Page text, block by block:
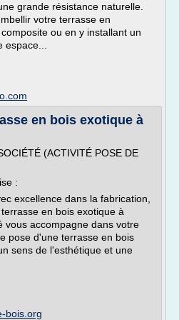
grande résistance naturelle.
votre terrasse en
ou en y installant un
en bois exotique à
(ACTIVITÉ POSE DE
:
excellence dans la fabrication,
en bois exotique à
vous accompagne dans votre
pose d'une terrasse en bois
sens de l'esthétique et une
bois.org